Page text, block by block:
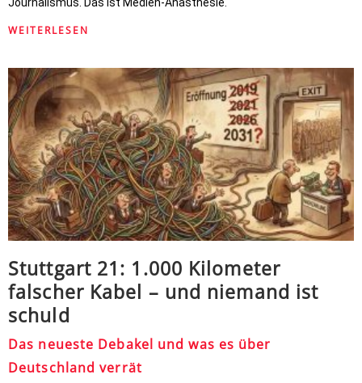
WEITERLESEN
Stuttgart 21: 1.000 Kilometer
falscher Kabel – und niemand ist
schuld
Das neueste Debakel und was es über
Deutschland verrät